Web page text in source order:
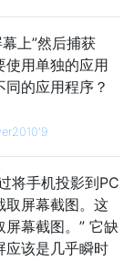
上”然后捕获
使用单独的应用
的应用程序？
将手机投影到PC
取屏幕截图。这
幕截图。” 它缺
应该是几乎瞬时